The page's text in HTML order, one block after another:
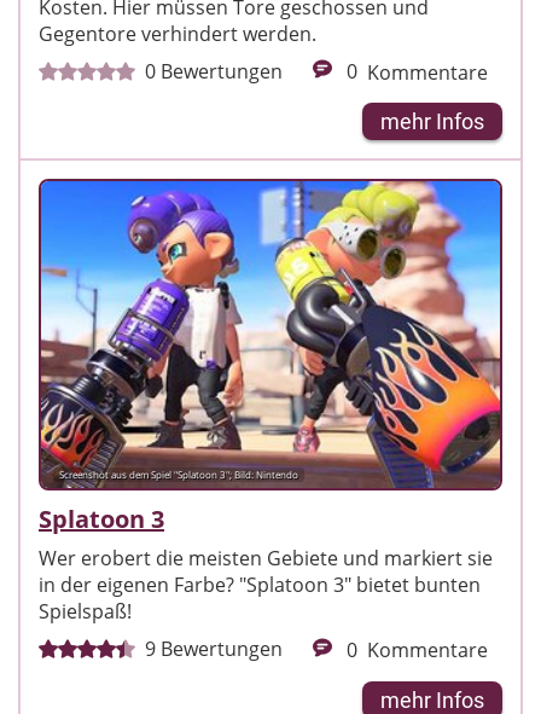
Kosten. Hier müssen Tore geschossen und
Gegentore verhindert werden.
0 Bewertungen 0 Kommentare
mehr Infos
Screenshot aus dem Spiel "Splatoon 3"; Bild: Nintendo
Splatoon 3
Wer erobert die meisten Gebiete und markiert sie
in der eigenen Farbe? "Splatoon 3" bietet bunten
Spielspaß!
9 Bewertungen 0 Kommentare
mehr Infos